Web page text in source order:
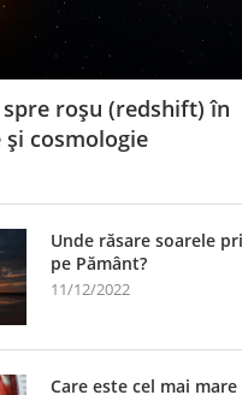
spre roșu (redshift) în
cosmologie
Unde răsare soarele
pe Pământ?
11/12/2022
Care este cel mai